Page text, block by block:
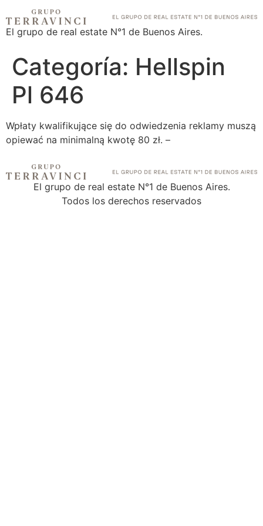
El grupo de real estate N°1 de Buenos Aires.
Categoría: Hellspin
Pl 646
Wpłaty kwalifikujące się do odwiedzenia reklamy muszą
opiewać na minimalną kwotę 80 zł. –
El grupo de real estate N°1 de Buenos Aires.
Todos los derechos reservados